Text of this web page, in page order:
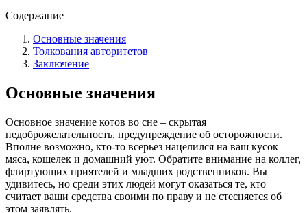
Содержание
Основные значения
Толкования авторитетов
Заключение
Основные значения
Основное значение котов во сне – скрытая
недоброжелательность, предупреждение об осторожности.
Вполне возможно, кто-то всерьез нацелился на ваш кусок
мяса, кошелек и домашний уют. Обратите внимание на коллег,
флиртующих приятелей и младших родственников. Вы
удивитесь, но среди этих людей могут оказаться те, кто
считает ваши средства своими по праву и не стесняется об
этом заявлять.